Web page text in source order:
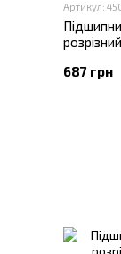
Артикул:
687 грн